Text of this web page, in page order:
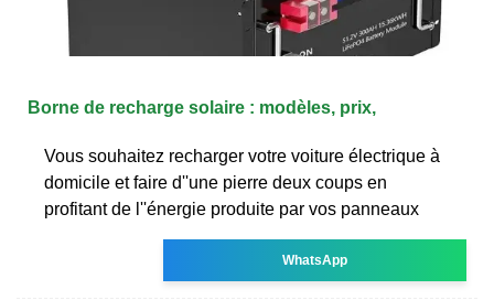
Borne de recharge solaire : modèles, prix,
Vous souhaitez recharger votre voiture électrique à
domicile et faire d''une pierre deux coups en
profitant de l''énergie produite par vos panneaux
WhatsApp